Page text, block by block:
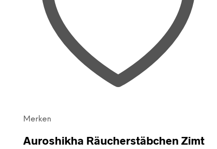
Merken
Auroshikha Räucherstäbchen Zimt